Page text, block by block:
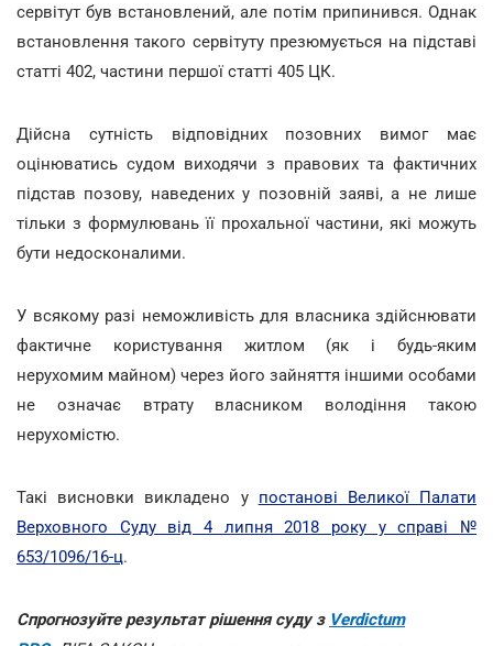
сервітут був встановлений, але потім припинився. Однак
встановлення такого сервітуту презюмується на підставі
статті 402, частини першої статті 405 ЦК.
Дійсна сутність відповідних позовних вимог має
оцінюватись судом виходячи з правових та фактичних
підстав позову, наведених у позовній заяві, а не лише
тільки з формулювань її прохальної частини, які можуть
бути недосконалими.
У всякому разі неможливість для власника здійснювати
фактичне користування житлом (як і будь-яким
нерухомим майном) через його зайняття іншими особами
не означає втрату власником володіння такою
нерухомістю.
Такі висновки викладено у постанові Великої Палати
Верховного Суду від 4 липня 2018 року у справі №
653/1096/16-ц.
Спрогнозуйте результат рішення суду з Verdictum